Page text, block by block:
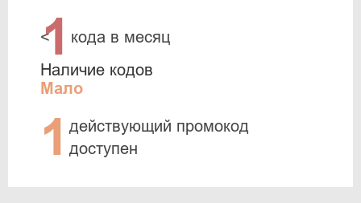
<
1 кода в месяц
Наличие кодов
Мало
1 действующий промокод
доступен